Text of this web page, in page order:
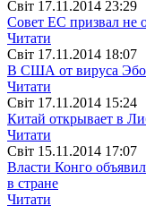
Свiт 17.11.2014 23:29
Совет ЕС призвал не
Читати
Свiт 17.11.2014 18:07
В США от вируса
Читати
Свiт 17.11.2014 15:24
Китай открывает в
Читати
Свiт 15.11.2014 17:07
Власти Конго
в стране
Читати